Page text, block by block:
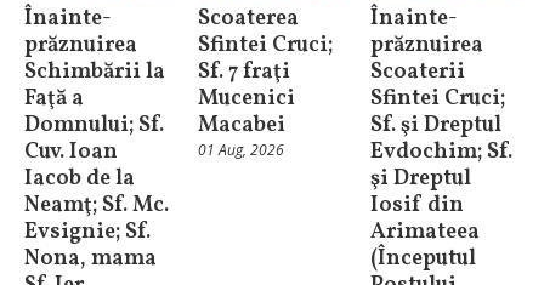
Înainte-
prăznuirea
Schimbării la
Faţă a
Domnului; Sf.
Cuv. Ioan
Iacob de la
Neamţ; Sf. Mc.
Evsignie; Sf.
Nona, mama
Scoaterea
Sfintei Cruci;
Sf. 7 fraţi
Mucenici
Macabei
01 Aug, 2026
Înainte-
prăznuirea
Scoaterii
Sfintei Cruci;
Sf. şi Dreptul
Evdochim; Sf.
şi Dreptul
Iosif din
Arimateea
(Începutul